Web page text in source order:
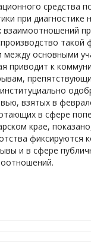
средства
при диагностике
взаимоотношений
такой
между основными
приводит к
взятых в
в сфере
крае,
фиксируются
и в сфере